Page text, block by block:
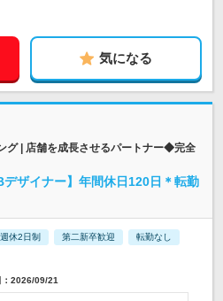
気になる
グ | 店舗を成長させるパートナー◆完全
ザイナー】年間休日120日＊転勤
休2日制 第二新卒歓迎 転勤なし
2026/09/21